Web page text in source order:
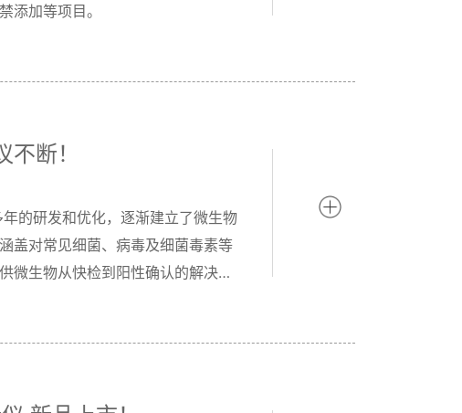
添加等项目。
断！
的研发和优化，逐渐建立了微生物
盖对常见细菌、病毒及细菌毒素等
微生物从快检到阳性确认的解决方